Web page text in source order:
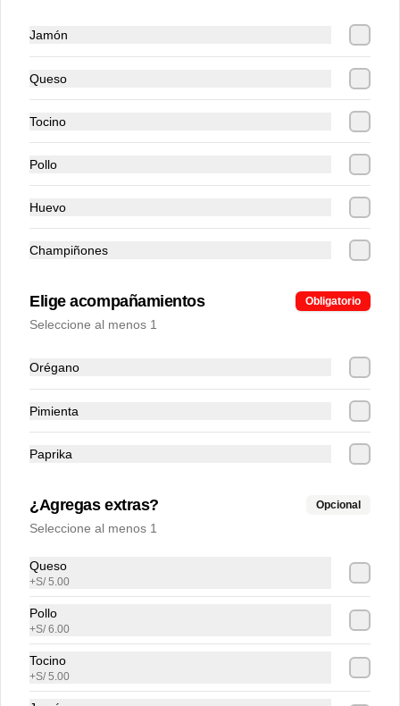
Conócenos
Contacto
Términos y condiciones
Política de privacidad
Redes sociales
Instagram
Facebook
Jamón
Queso
Tocino
Pollo
Huevo
Champiñones
Elige acompañamientos Obligatorio
Seleccione al menos 1
Orégano
Pimienta
Paprika
¿Agregas extras? Opcional
Seleccione al menos 1
Queso
+S/ 5.00
Pollo
+S/ 6.00
Tocino
+S/ 5.00